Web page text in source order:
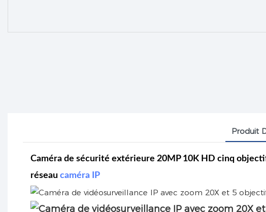
Produit
Caméra de sécurité extérieure 20MP 10K HD cinq
réseau caméra IP